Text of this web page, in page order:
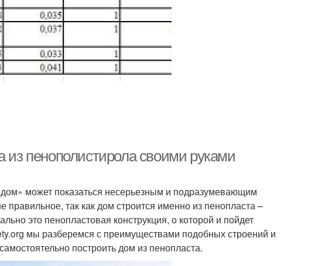
пенополистирола своими руками
может показаться несерьезным и подразумевающим
так как дом строится именно из пенопласта –
это пенопластовая конструкция, о которой и пойдет
мы разберемся с преимуществами подобных строений и
построить дом из пенопласта.